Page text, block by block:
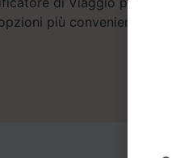
più convenienti.